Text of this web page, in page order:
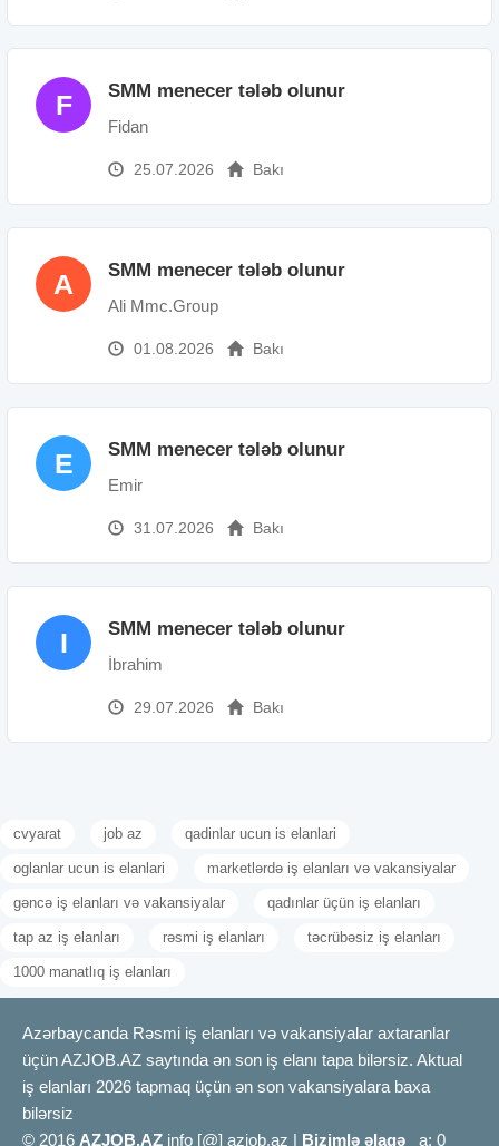
F SMM menecer tələb olunur
Fidan
25.07.2026 Bakı
A SMM menecer tələb olunur
Ali Mmc.Group
01.08.2026 Bakı
E SMM menecer tələb olunur
Emir
31.07.2026 Bakı
I SMM menecer tələb olunur
İbrahim
29.07.2026 Bakı
cvyarat job az qadinlar ucun is elanlari
oglanlar ucun is elanlari marketlərdə iş elanları və vakansiyalar
gəncə iş elanları və vakansiyalar qadınlar üçün iş elanları
tap az iş elanları rəsmi iş elanları təcrübəsiz iş elanları
1000 manatlıq iş elanları
Azərbaycanda Rəsmi iş elanları və vakansiyalar axtaranlar
üçün AZJOB.AZ saytında ən son iş elanı tapa bilərsiz. Aktual
iş elanları 2026 tapmaq üçün ən son vakansiyalara baxa
bilərsiz
© 2016 AZJOB.AZ info [@] azjob.az | Bizimlə əlaqə a: 0